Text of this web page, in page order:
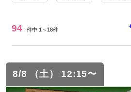
94 件中 1～18件
8/8 （土） 12:15〜